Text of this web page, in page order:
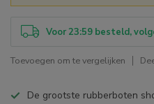
Voor 23:59 besteld,
Toevoegen om te vergelijken
De grootste rubberboten